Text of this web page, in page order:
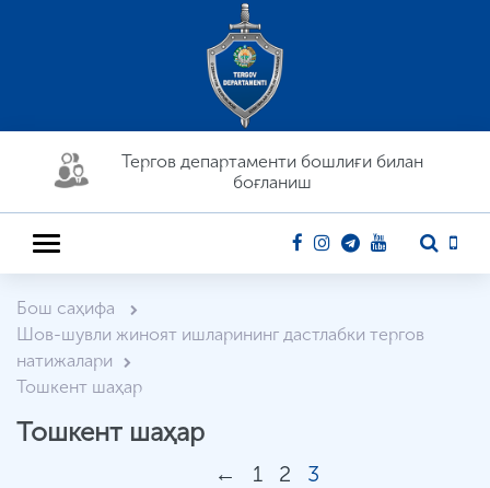
Тергов департaменти бошлиғи билан
боғланиш
Бош саҳифа
Шов-шувли жиноят ишларининг дастлабки тергов
натижалари
Тошкент шаҳар
Тошкент шаҳар
← 1 2 3